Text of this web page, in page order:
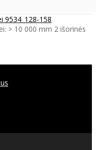
9534_128-158
> 10 000 mm 2 išorinės